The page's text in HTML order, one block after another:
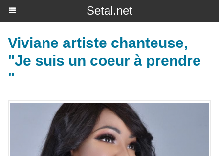
Setal.net
Viviane artiste chanteuse,
"Je suis un coeur à prendre
"